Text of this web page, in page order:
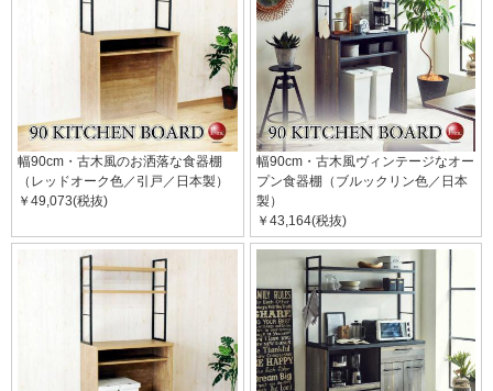
幅90cm・古木風のお洒落な食器棚
（レッドオーク色／引戸／日本製）
￥49,073(税抜)
幅90cm・古木風ヴィンテージなオー
プン食器棚（ブルックリン色／日本
製）
￥43,164(税抜)